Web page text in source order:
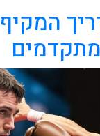
המקיף